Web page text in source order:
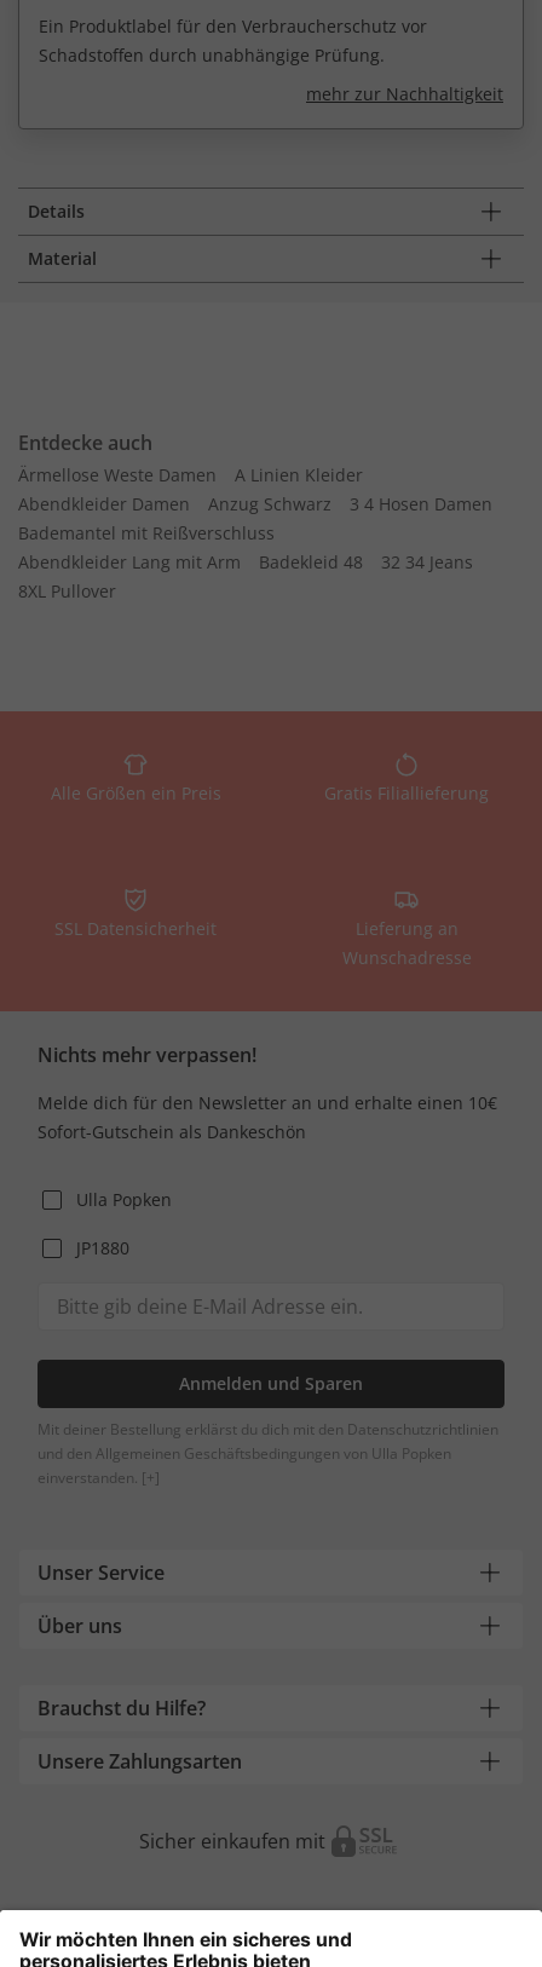
Ein Produktlabel für den Verbraucherschutz vor
Schadstoffen durch unabhängige Prüfung.
mehr zur Nachhaltigkeit
Details
Material
Entdecke auch
Ärmellose Weste Damen
A Linien Kleider
Abendkleider Damen
Anzug Schwarz
3 4 Hosen Damen
Bademantel mit Reißverschluss
Abendkleider Lang mit Arm
Badekleid 48
32 34 Jeans
8XL Pullover
Alle Größen ein Preis Gratis Filiallieferung
SSL Datensicherheit
Lieferung an
Wunschadresse
Nichts mehr verpassen!
Melde dich für den Newsletter an und erhalte einen 10€
Sofort-Gutschein als Dankeschön
Ulla Popken
JP1880
Anmelden und Sparen
Mit deiner Bestellung erklärst du dich mit den Datenschutzrichtlinien
und den Allgemeinen Geschäftsbedingungen von Ulla Popken
einverstanden. [+]
Unser Service
Über uns
Brauchst du Hilfe?
Unsere Zahlungsarten
Sicher einkaufen mit
Weitere Onlineshops